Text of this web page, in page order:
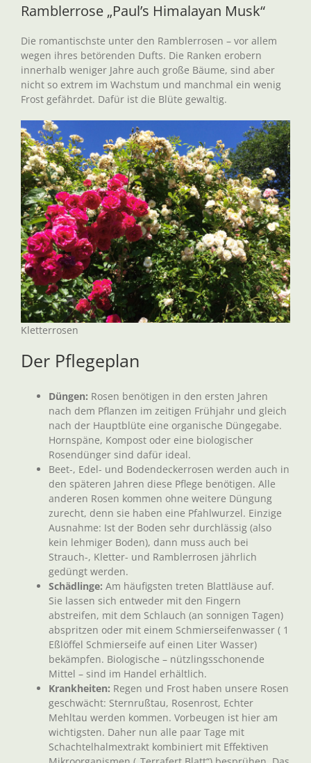
Ramblerrose „Paul’s Himalayan Musk“
Die romantischste unter den Ramblerrosen – vor allem
wegen ihres betörenden Dufts. Die Ranken erobern
innerhalb weniger Jahre auch große Bäume, sind aber
nicht so extrem im Wachstum und manchmal ein wenig
Frost gefährdet. Dafür ist die Blüte gewaltig.
Kletterrosen
Der Pflegeplan
Düngen: Rosen benötigen in den ersten Jahren
nach dem Pflanzen im zeitigen Frühjahr und gleich
nach der Hauptblüte eine organische Düngegabe.
Hornspäne, Kompost oder eine biologischer
Rosendünger sind dafür ideal.
Beet-, Edel- und Bodendeckerrosen werden auch in
den späteren Jahren diese Pflege benötigen. Alle
anderen Rosen kommen ohne weitere Düngung
zurecht, denn sie haben eine Pfahlwurzel. Einzige
Ausnahme: Ist der Boden sehr durchlässig (also
kein lehmiger Boden), dann muss auch bei
Strauch-, Kletter- und Ramblerrosen jährlich
gedüngt werden.
Schädlinge: Am häufigsten treten Blattläuse auf.
Sie lassen sich entweder mit den Fingern
abstreifen, mit dem Schlauch (an sonnigen Tagen)
abspritzen oder mit einem Schmierseifenwasser ( 1
Eßlöffel Schmierseife auf einen Liter Wasser)
bekämpfen. Biologische – nützlingsschonende
Mittel – sind im Handel erhältlich.
Krankheiten: Regen und Frost haben unsere Rosen
geschwächt: Sternrußtau, Rosenrost, Echter
Mehltau werden kommen. Vorbeugen ist hier am
wichtigsten. Daher nun alle paar Tage mit
Schachtelhalmextrakt kombiniert mit Effektiven